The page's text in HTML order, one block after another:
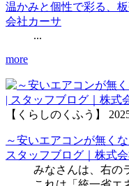
温かみと個性で彩る、
会社カーサ
...
more
【くらしのくふう】
～安いエアコンが無く
スタッフブログ｜株式
みなさんは、右の